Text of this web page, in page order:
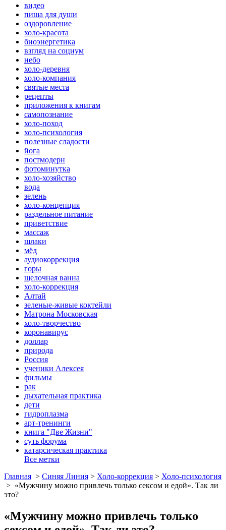
видео
пища для души
оздоровление
холо-красота
биоэнергетика
взгляд на социум
небо
холо-деревня
холо-компания
святые места
рецепты
приложения к книгам
самопознание
холо-поход
холо-психология
полезные сладости
йога
постмодерн
фотоминутка
холо-хозяйство
вода
зелень
холо-концепция
раздельное питание
приветствие
массаж
шлаки
мёд
аудиокоррекция
горы
щелочная ванна
холо-коррекция
Алтай
зеленые-живые коктейли
Матрона Московская
холо-творчество
коронавирус
доллар
природа
Россия
ученики Алексея
фильмы
рак
дыхательная практика
дети
гидроплазма
арт-тренинги
книга "Две Жизни"
суть форума
катарсическая практика
Все метки
Главная > Синяя Линия > Холо-коррекция > Холо-психология
> «Мужчину можно привлечь только сексом и едой». Так ли
это?
«Мужчину можно привлечь только